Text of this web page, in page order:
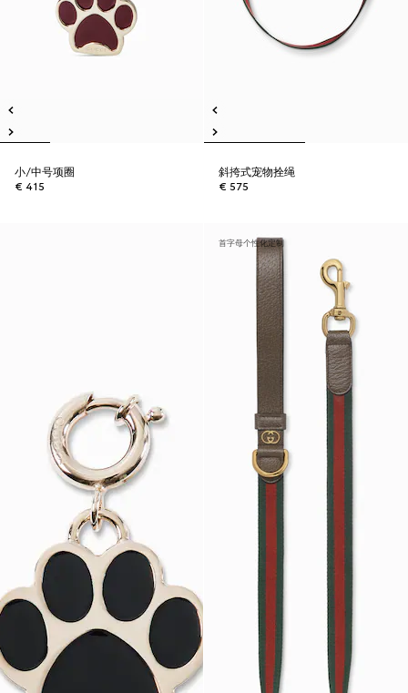
小/中号项圈
€ 415
斜挎式宠物拴绳
€ 575
首字母个性化定制